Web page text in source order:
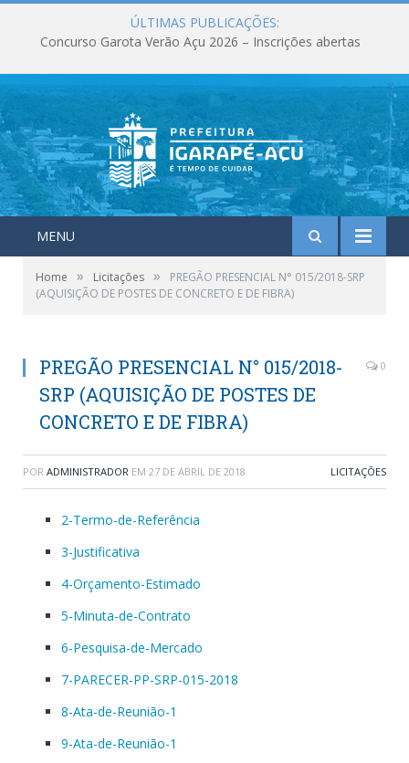
ÚLTIMAS PUBLICAÇÕES:
Concurso Garota Verão Açu 2026 – Inscrições abertas
MENU
Home » Licitações »
PREGÃO PRESENCIAL N° 015/2018-SRP
(AQUISIÇÃO DE POSTES DE CONCRETO E DE FIBRA)
PREGÃO PRESENCIAL N° 015/2018-
SRP (AQUISIÇÃO DE POSTES DE
CONCRETO E DE FIBRA)
0
POR ADMINISTRADOR EM 27 DE ABRIL DE 2018 LICITAÇÕES
2-Termo-de-Referência
3-Justificativa
4-Orçamento-Estimado
5-Minuta-de-Contrato
6-Pesquisa-de-Mercado
7-PARECER-PP-SRP-015-2018
8-Ata-de-Reunião-1
9-Ata-de-Reunião-1